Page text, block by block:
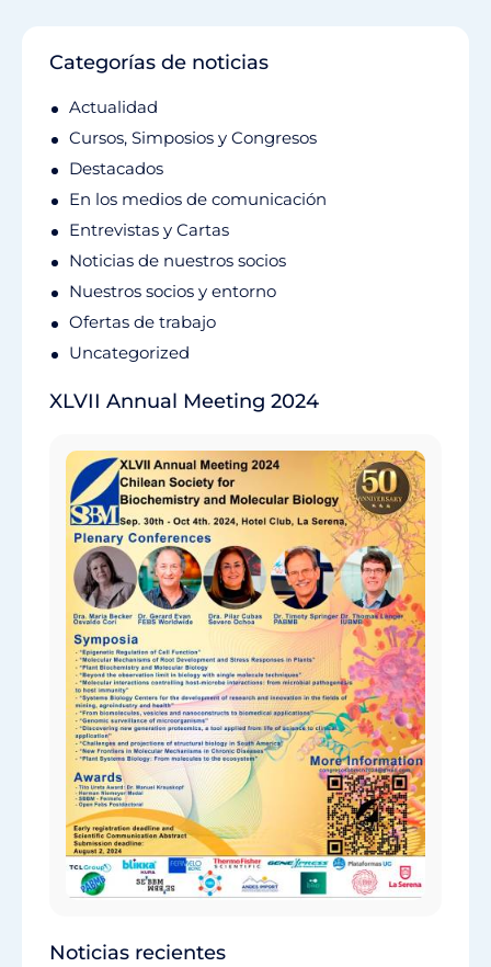
Categorías de noticias
Actualidad
Cursos, Simposios y Congresos
Destacados
En los medios de comunicación
Entrevistas y Cartas
Noticias de nuestros socios
Nuestros socios y entorno
Ofertas de trabajo
Uncategorized
XLVII Annual Meeting 2024
Noticias recientes